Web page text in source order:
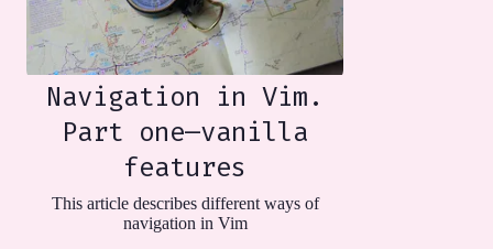
Navigation in Vim.
Part one—vanilla
features
This article describes different ways of
navigation in Vim